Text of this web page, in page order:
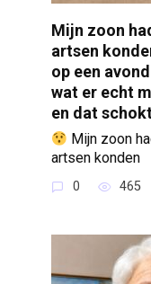
Mijn zoon
artsen
op een
wat er echt
en dat
Mijn zoon
artsen konden
0 465